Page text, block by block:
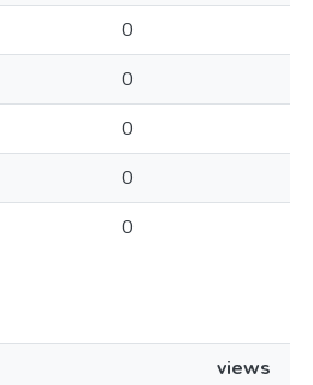
0
0
0
0
0
views